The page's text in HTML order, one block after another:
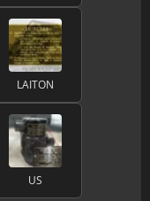
LAITON
US